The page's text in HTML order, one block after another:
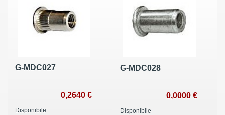
G-MDC027
0,2640 €
Disponibile
G-MDC028
0,0000 €
Disponibile